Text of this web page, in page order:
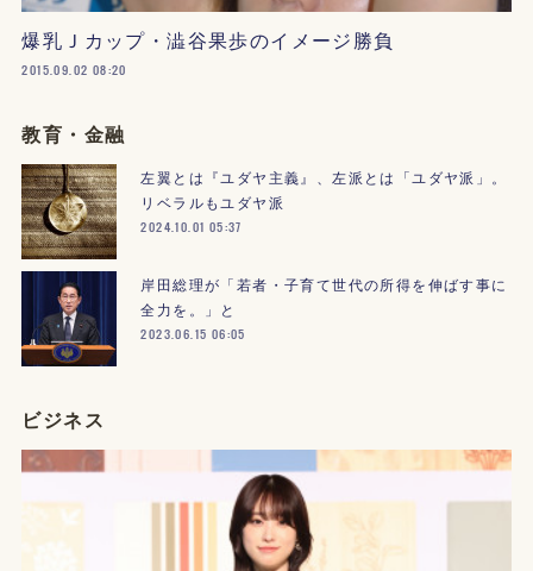
爆乳Ｊカップ・澁谷果歩のイメージ勝負
2015.09.02 08:20
教育・金融
左翼とは『ユダヤ主義』、左派とは「ユダヤ派」。
リベラルもユダヤ派
2024.10.01 05:37
岸田総理が「若者・子育て世代の所得を伸ばす事に
全力を。」と
2023.06.15 06:05
ビジネス